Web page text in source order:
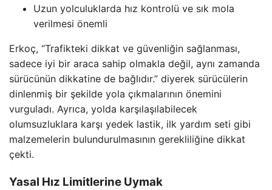
Uzun yolculuklarda hız kontrolü ve sık mola
verilmesi önemli
Erkoç, “Trafikteki dikkat ve güvenliğin sağlanması,
sadece iyi bir araca sahip olmakla değil, aynı zamanda
sürücünün dikkatine de bağlıdır.” diyerek sürücülerin
dinlenmiş bir şekilde yola çıkmalarının önemini
vurguladı. Ayrıca, yolda karşılaşılabilecek
olumsuzluklara karşı yedek lastik, ilk yardım seti gibi
malzemelerin bulundurulmasının gerekliliğine dikkat
çekti.
Yasal Hız Limitlerine Uymak